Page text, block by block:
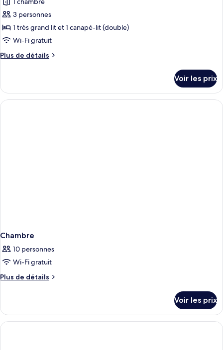
chambre
photos
pour
ce
type
chambre :
chambre,
3 personnes
1 très grand lit et 1 canapé-lit (double)
Wi-Fi gratuit
Plus de détails
Plus
le
type
de
Voir les prix
Chambre
10 personnes
Wi-Fi gratuit
Plus de détails
Plus
le
type
de
Voir les prix